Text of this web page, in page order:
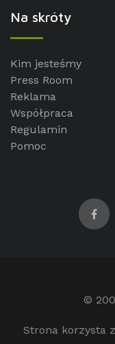
Na skróty
Kim jesteśmy
Press Room
Reklama
Współpraca
Regulamin
Pomoc
©
Strona korzysta